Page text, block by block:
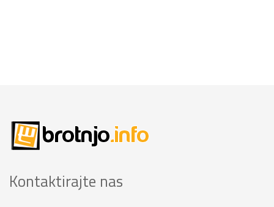
Kontaktirajte nas